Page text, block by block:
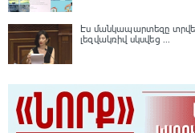
Էս մանկապարտեզը տրվել
լեզվակռիվ սկսվեց ...